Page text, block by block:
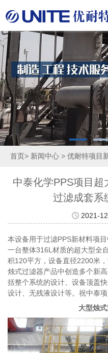
首页> 新闻中心 > 优耐特项目
中泰化学PPS项目
过滤成套系
2021-
本设备用于过滤PPS新材料项
一台整体316L材质的超大型全
积120平方，设备直径2200米
烛式过滤器产品中创造多个新
括整个系统的设计、设备顶盖
设计、无残液设计等。祝中泰
大型烛